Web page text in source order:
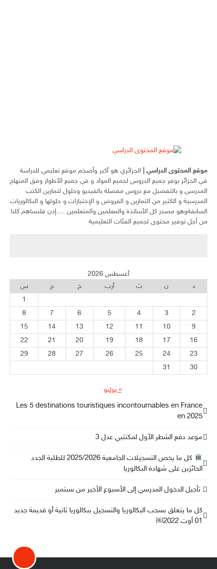
موقع المحتوى الدراسي
الجزائري هو أكبر وأضخم موقع تعليمي للدراسة
في الجزائر يوفر جميع الدروس لجميع المواد و في جميع الأطوار وفق المنهاج
المدرسي و بالتفصيل مع دروس مفصلة بالفيديو وحلول لتمارين الكتب
المدرسية و الكثير من التمارين و الفروض و الإختبارات و حلولها و البكالوريات
السابقةوهو مصدر كل الأساتذة والمعلمين والمتعلمين ….إذن فلنساهم كلنا
من أجل توفير محتوى لجميع الفئات التعليمية
أغسطس 2026
د
ن ث أرب خ ج
س
1
2
3
4
5
6
7
8
9
10
11
12
13
14
15
16
17
18
19
20
21
22
23
24
25
26
27
28
29
30
31
« يوليو
Les 5 destinations touristiques incontournables en France
en 2025
موعد دفع الشطر الأول لمكتتبي عدل 3
كل ما يخص التسجيلات الجامعية 2025/2026 للطلبة الجدد
الحائزين على شهادة البكالوريا
تأجيل الدخول المدرسي إلى الأسبوع الأخير من سبتمبر
كل ما يتعلق بسحب البكالوريا والتسجيل ببكالوريا ثانية أو قديمة جديد
01 أوت 2022￼